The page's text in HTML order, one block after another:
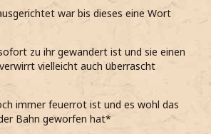
und unglaublich nervös bin*
verfluchen kann*
war bis dieses eine Wort
zu ihr gewandert ist und sie einen
vielleicht auch überrascht
immer feuerrot ist und es wohl das
Bahn geworfen hat*